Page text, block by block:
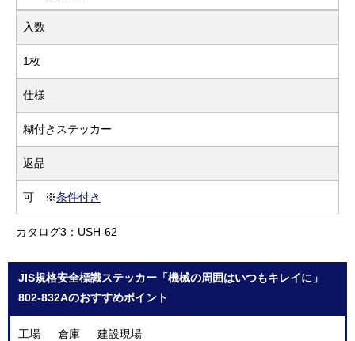
入数
1枚
仕様
糊付きステッカー
返品
可 ※条件付き
カタログ3：USH-62
JIS規格安全標識ステッカー「機械の周囲はいつもキレイに」
802-832Aのおすすめポイント
工場 倉庫 建設現場